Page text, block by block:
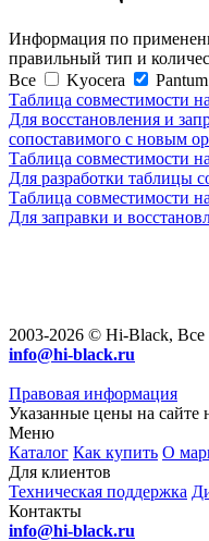
Информация по
правильный тип и
Все
Kyocera Pantum
Таблица совместимости
Для восстановления и
сопоставимого с новым
Таблица совместимости
Для разработки таблицы
Таблица совместимости
Для заправки и
2003-2026 © Hi-Black,
info@hi-black.ru
Правовая информация
Указанные цены на сайте
Меню
Каталог Как купить О
Для клиентов
Техническая поддержка
Контакты
info@hi-black.ru